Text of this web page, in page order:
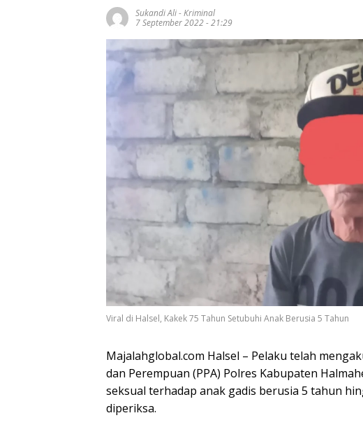
Sukandi Ali-Kriminal
7 September 2022 - 21:29
Viral di Halsel, Kakek 75 Tahun Setubuhi Anak Berusia 5 Tahun
Majalahglobal.com Halsel – Pelaku telah
dan Perempuan (PPA) Polres Kabupaten
seksual terhadap anak gadis berusia 5 tahun
diperiksa.